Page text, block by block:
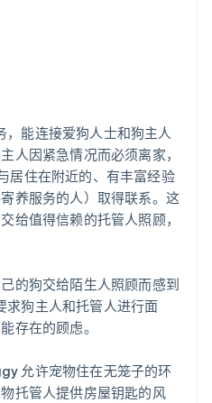
能连接爱狗人士和狗主人
人因紧急情况而必须离家，
居住在附近的、有丰富经验
养服务的人）取得联系。这
给值得信赖的托管人照顾，
的狗交给陌生人照顾而感到
狗主人和托管人进行面
存在的顾虑。
允许宠物住在无笼子的环
托管人提供房屋钥匙的风